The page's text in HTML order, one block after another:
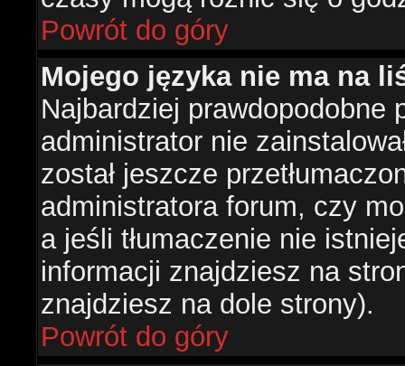
Powrót do góry
Mojego języka nie ma na
Najbardziej prawdopodobne
administrator nie
został jeszcze
administratora forum, czy
a jeśli tłumaczenie nie
informacji znajdziesz na
znajdziesz na dole strony).
Powrót do góry